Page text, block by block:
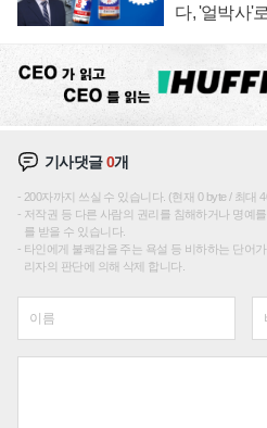
다, '얼박사'
기사댓글0개
200자까지 쓰실 수 있습니다. (현재 0 byte / 최대
저작권 등 다른 사람의 권리를 침해하거나 명예
를 받을 수 있습니다.
타인에게 불쾌감을 주는 욕설 등 비하하는 단어
리자의 판단에 의해 삭제 합니다.